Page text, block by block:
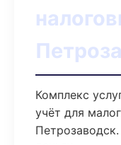
Комплекс
учёт для